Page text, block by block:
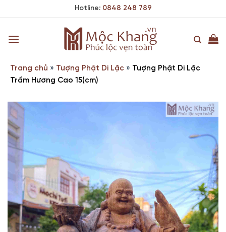
Hotline: 0848 248 789
Trang chủ » Tượng Phật Di Lặc » Tượng Phật Di Lặc
Trầm Hương Cao 15(cm)